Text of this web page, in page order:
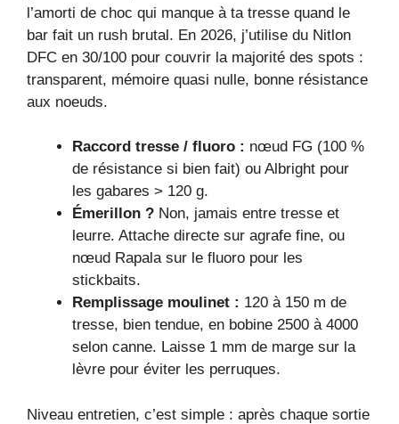
l’amorti de choc qui manque à ta tresse quand le
bar fait un rush brutal. En 2026, j’utilise du Nitlon
DFC en 30/100 pour couvrir la majorité des spots :
transparent, mémoire quasi nulle, bonne résistance
aux noeuds.
Raccord tresse / fluoro : nœud FG (100 %
de résistance si bien fait) ou Albright pour
les gabares > 120 g.
Émerillon ? Non, jamais entre tresse et
leurre. Attache directe sur agrafe fine, ou
nœud Rapala sur le fluoro pour les
stickbaits.
Remplissage moulinet : 120 à 150 m de
tresse, bien tendue, en bobine 2500 à 4000
selon canne. Laisse 1 mm de marge sur la
lèvre pour éviter les perruques.
Niveau entretien, c’est simple : après chaque sortie